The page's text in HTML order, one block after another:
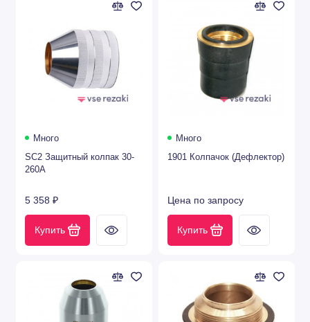
Много
SC2 Защитный колпак 30-
260А
5 358 ₽
Купить
Много
1901 Колпачок (Дефлектор)
Цена по запросу
Купить